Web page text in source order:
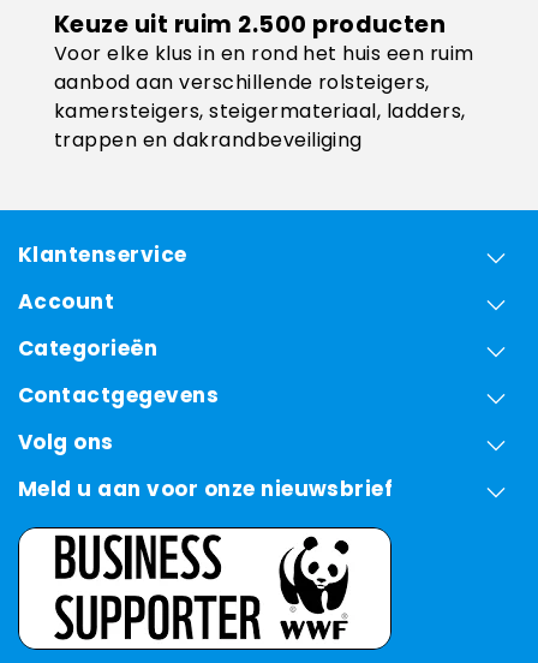
Keuze uit ruim 2.500 producten
Voor elke klus in en rond het huis een ruim
aanbod aan verschillende rolsteigers,
kamersteigers, steigermateriaal, ladders,
trappen en dakrandbeveiliging
Klantenservice
Account
Categorieën
Contactgegevens
Volg ons
Meld u aan voor onze nieuwsbrief